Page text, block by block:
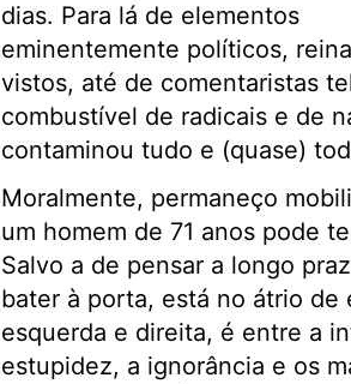
dias. Para lá de elementos
eminentemente políticos,
vistos, até de comentaristas
combustível de radicais e de
contaminou tudo e (quase)
Moralmente, permaneço
um homem de 71 anos pode
Salvo a de pensar a longo
bater à porta, está no átrio de
esquerda e direita, é entre a
estupidez, a ignorância e os